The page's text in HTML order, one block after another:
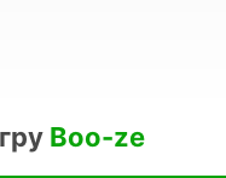
Boo-ze